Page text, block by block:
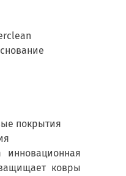
покрытия
инновационная
ковры